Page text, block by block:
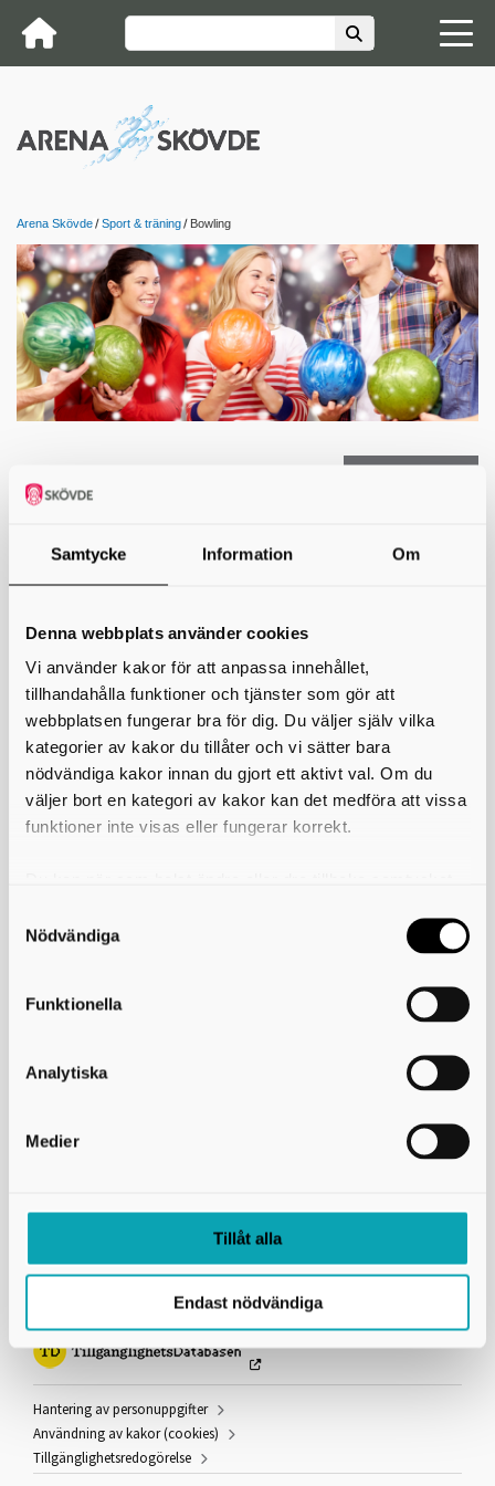
Samtycke Information Om
Denna webbplats använder cookies
Vi använder kakor för att anpassa innehållet,
tillhandahålla funktioner och tjänster som gör att
webbplatsen fungerar bra för dig. Du väljer själv vilka
kategorier av kakor du tillåter och vi sätter bara
nödvändiga kakor innan du gjort ett aktivt val. Om du
väljer bort en kategori av kakor kan det medföra att vissa
funktioner inte visas eller fungerar korrekt.
användning av kakor som du hittar längst ner på sidan
Nödvändiga
Funktionella
Analytiska
Medier
Tillåt alla
Endast nödvändiga
Arena Skövde Sport & träning Bowling
Boka bowling på Nöjesarenan - Restaurang, sport och nöje
för alla!
Välkommen till Nöjesarenan på Arena Skövde - e
att umgås, ätgott & utmanavarandra i olika aktiviteter.
bowling finns även bland annatshuffleboard, basket och airhockey att
testa.
Perfekt för kompisgänget, familjen eller kollegorna!
Vänligen notera att all kontakt för bokning går via
Nöjesarenan.
Hitta till Arena Skövde
Adress
Egnells väg 1
Navigera med Google Maps
Länkar och information
Hantering av personuppgifter
Användning av kakor (cookies)
Tillgänglighetsredogörelse